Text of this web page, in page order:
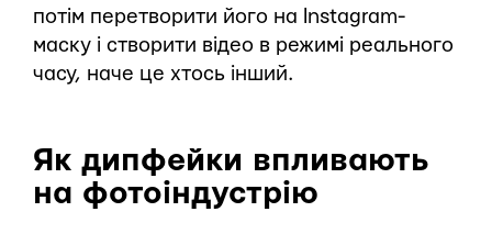
потім перетворити його на Instagram-
маску і створити відео в режимі реального
часу, наче це хтось інший.
Як дипфейки впливають
на фотоіндустрію